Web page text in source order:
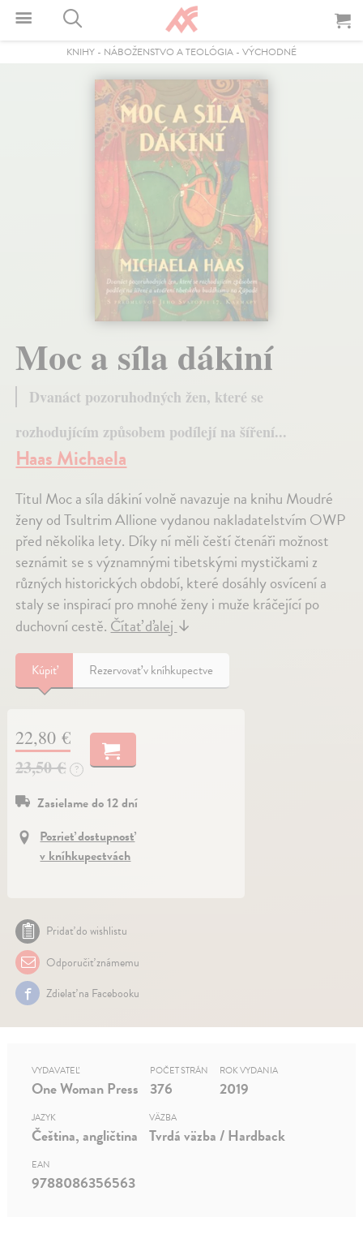
KNIHY - NÁBOŽENSTVO A TEOLÓGIA - VÝCHODNÉ
Moc a síla dákiní
Dvanáct pozoruhodných žen, které se
rozhodujícím způsobem podílejí na šíření...
Haas Michaela
Titul Moc a síla dákiní volně navazuje na knihu Moudré
ženy od Tsultrim Allione vydanou nakladatelstvím OWP
před několika lety. Díky ní měli čeští čtenáři možnost
seznámit se s významnými tibetskými mystičkami z
různých historických období, které dosáhly osvícení a
staly se inspirací pro mnohé ženy i muže kráčející po
duchovní cestě.Čítať ďalej↓
Kúpiť Rezervovať v kníhkupectve
22,80 €
23,50 €
?
Zasielame do 12 dní
Pozrieť dostupnosť
v kníhkupectvách
Pridať do wishlistu
Odporučiť známemu
Zdielať na Facebooku
VYDAVATEĽ
One Woman Press
POČET STRÁN
376
ROK VYDANIA
2019
JAZYK
Čeština, angličtina
VÄZBA
Tvrdá väzba / Hardback
EAN
9788086356563